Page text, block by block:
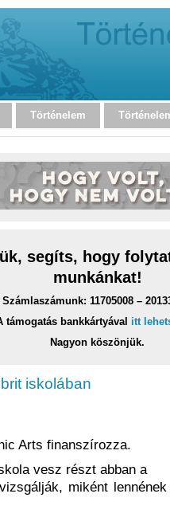
Történelem
segíts, hogy
munkánkat!
Számlaszámunk: 11705008 –
támogatás bankkártyával itt
Nagyon köszönjük.
iskolában
Arts finanszírozza.
vesz részt abban a
miként